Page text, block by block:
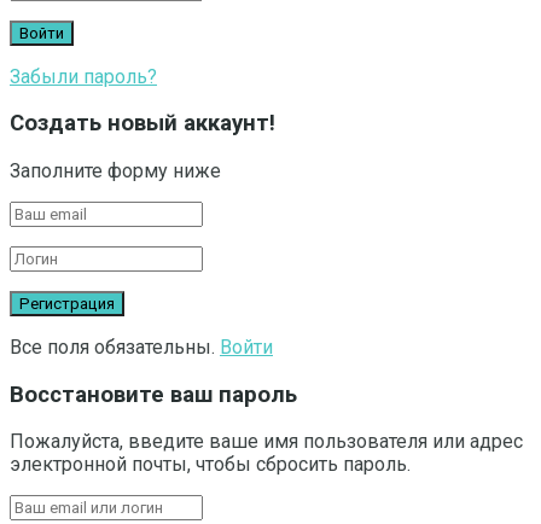
Забыли пароль?
Создать новый аккаунт!
Заполните форму ниже
Все поля обязательны. Войти
Восстановите ваш пароль
Пожалуйста, введите ваше имя пользователя или адрес
электронной почты, чтобы сбросить пароль.